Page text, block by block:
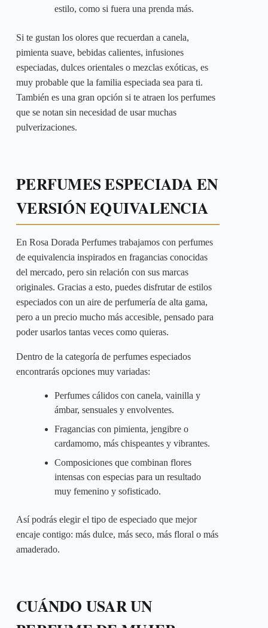
estilo, como si fuera una prenda más.
Si te gustan los olores que recuerdan a canela,
pimienta suave, bebidas calientes, infusiones
especiadas, dulces orientales o mezclas exóticas, es
muy probable que la familia especiada sea para ti.
También es una gran opción si te atraen los perfumes
que se notan sin necesidad de usar muchas
pulverizaciones.
PERFUMES ESPECIADA EN
VERSIÓN EQUIVALENCIA
En Rosa Dorada Perfumes trabajamos con perfumes
de equivalencia inspirados en fragancias conocidas
del mercado, pero sin relación con sus marcas
originales. Gracias a esto, puedes disfrutar de estilos
especiados con un aire de perfumería de alta gama,
pero a un precio mucho más accesible, pensado para
poder usarlos tantas veces como quieras.
Dentro de la categoría de perfumes especiados
encontrarás opciones muy variadas:
Perfumes cálidos con canela, vainilla y
ámbar, sensuales y envolventes.
Fragancias con pimienta, jengibre o
cardamomo, más chispeantes y vibrantes.
Composiciones que combinan flores
intensas con especias para un resultado
muy femenino y sofisticado.
Así podrás elegir el tipo de especiado que mejor
encaje contigo: más dulce, más seco, más floral o más
amaderado.
CUÁNDO USAR UN